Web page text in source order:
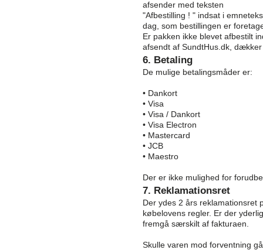
afsender med teksten
"Afbestilling ! " indsat i
dag, som bestillingen er
Er pakken ikke blevet afbestilt
afsendt af SundtHus.dk,
6. Betaling
De mulige betalingsmåder er:
• Dankort
• Visa
• Visa / Dankort
• Visa Electron
• Mastercard
• JCB
• Maestro
Der er ikke mulighed for
7. Reklamationsret
Der ydes 2 års reklamationsret
købelovens regler. Er der
fremgå særskilt af fakturaen.
Skulle varen mod forventning